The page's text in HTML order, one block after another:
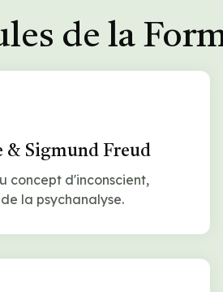
de la
Sigmund Freud
concept d'inconscient,
la psychanalyse.